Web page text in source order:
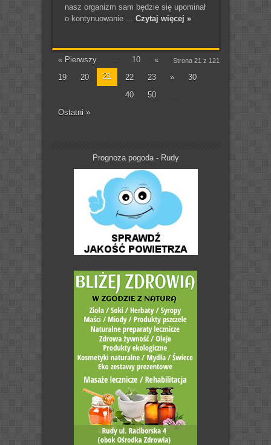
nasz organizm sam będzie się upominał
o kontynuowanie ... Czytaj więcej »
Strona 21 z 121
« Pierwszy ... 10
«
19
20 21 22 23 »
30
40
50
...
Ostatni »
Prognoza pogoda - Rudy